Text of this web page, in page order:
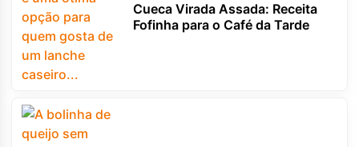
Cueca Virada Assada: Receita
Fofinha para o Café da Tarde